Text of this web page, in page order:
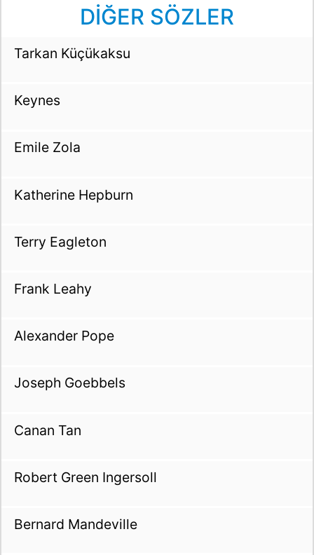
DİĞER SÖZLER
Tarkan Küçükaksu
Keynes
Emile Zola
Katherine Hepburn
Terry Eagleton
Frank Leahy
Alexander Pope
Joseph Goebbels
Canan Tan
Robert Green Ingersoll
Bernard Mandeville